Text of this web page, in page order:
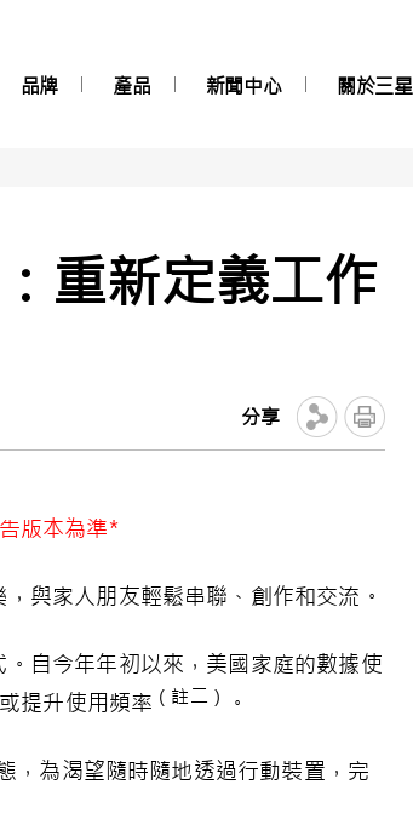
品牌 產品 新聞中心 關於三星
重新定義工作
分享
版本為準*
與家人朋友輕鬆串聯、創作和交流。
自今年年初以來，美國家庭的數據使
提升使用頻率 （註二） 。
為渴望隨時隨地透過行動裝置，完